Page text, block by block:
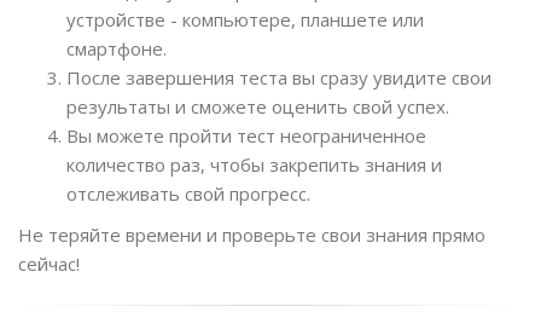
устройстве - компьютере, планшете или
смартфоне.
После завершения теста вы сразу увидите свои
результаты и сможете оценить свой успех.
Вы можете пройти тест неограниченное
количество раз, чтобы закрепить знания и
отслеживать свой прогресс.
Не теряйте времени и проверьте свои знания прямо
сейчас!